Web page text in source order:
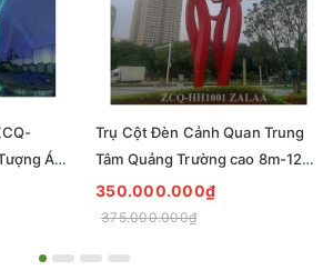
Ánh
Trụ Cột Đèn Cảnh Quan Trung
Tâm Quảng Trường cao 8m-12m
ZCQ-HH1001 ZALAA Fortune
Tree Series
350.000.000₫
375.000.000₫